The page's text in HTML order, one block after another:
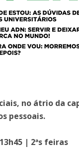
no átrio da
pessoais.
| 2ªs feiras